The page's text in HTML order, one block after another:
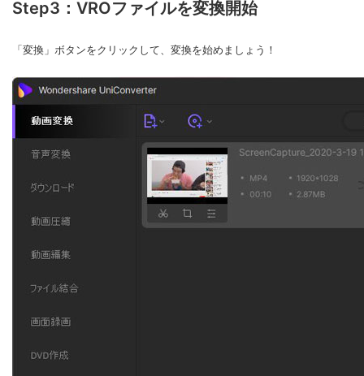
Step3：VROファイルを変換開始
「変換」ボタンをクリックして、変換を始めましょう！